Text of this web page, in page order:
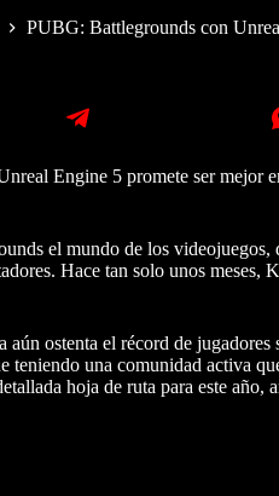
PUBG: Battlegrounds con
Engine 5 promete ser mejor
el mundo de los
Hace tan solo unos
ostenta el récord de
una comunidad activa
hoja de ruta para este año,